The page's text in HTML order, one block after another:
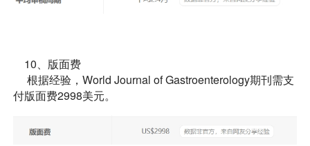
10、版面费
根据经验，World Journal of Gastroenterology期刊需支
付版面费2998美元。